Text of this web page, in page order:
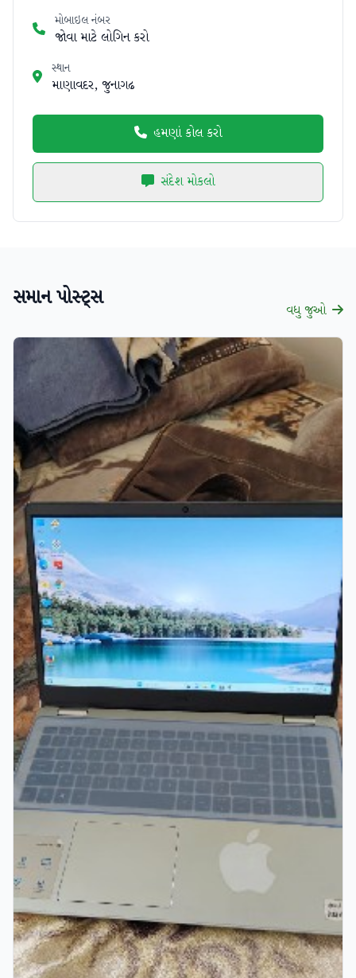
મોબાઇલ નંબર
જોવા માટે લોગિન કરો
સ્થાન
માણાવદર, જુનાગઢ
હમણાં કોલ કરો
સંદેશ મોકલો
સમાન પોસ્ટ્સ વધુ જુઓ